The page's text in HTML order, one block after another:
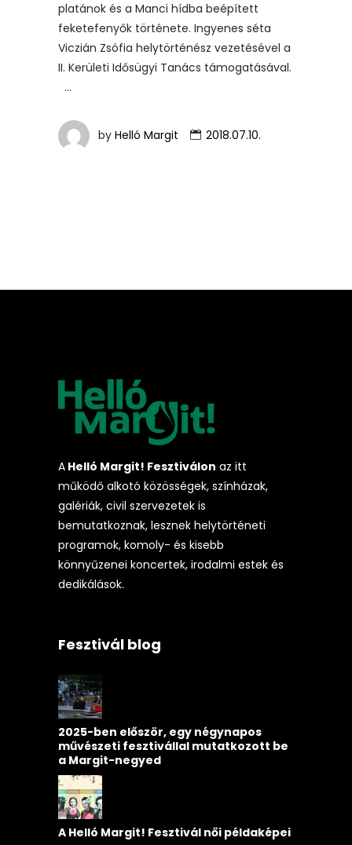
platánok és a Manci hídba beépített
feketefenyők története. Ingyenes séta
Viczián Zsófia helytörténész vezetésével a
II. Kerületi Idősügyi Tanács támogatásával.
by Helló Margit 2018.07.10.
A Helló Margit! Fesztiválon az itt
működő alkotó közösségek, színházak,
galériák, civil szervezetek is
bemutatkoznak, lesznek helytörténeti
programok, komoly- és kisebb
könnyűzenei koncertek, irodalmi estek és
dedikálások.
Fesztivál blog
2025-ben először, egy négynapos
művészeti fesztivállal mutatkozott be
a Margit-negyed
A Helló Margit! Fesztivál női példaképei